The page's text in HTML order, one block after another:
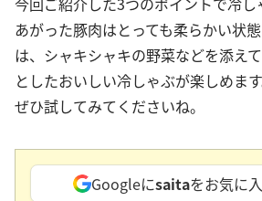
あがった豚肉はとっても柔らかい状
は、シャキシャキの野菜などを添え
としたおいしい冷しゃぶが楽しめます
ぜひ試してみてくださいね。
Googleにsaitaをお気に